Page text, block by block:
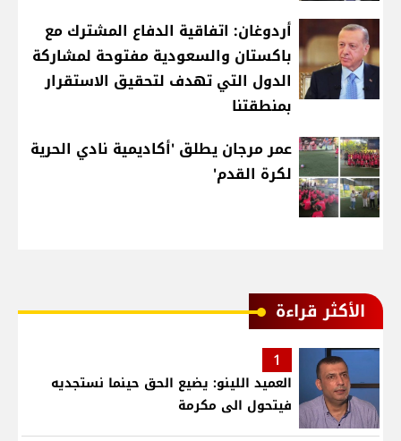
أردوغان: اتفاقية الدفاع المشترك مع
باكستان والسعودية مفتوحة لمشاركة
الدول التي تهدف لتحقيق الاستقرار
بمنطقتنا
عمر مرجان يطلق 'أكاديمية نادي الحرية
لكرة القدم'
الأكثر قراءة
1
العميد اللينو: يضيع الحق حينما نستجديه
فيتحول الى مكرمة